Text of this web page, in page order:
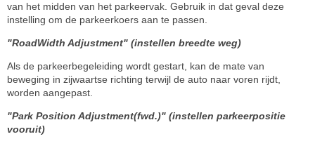
van het midden van het parkeervak. Gebruik in dat geval deze
instelling om de parkeerkoers aan te passen.
"RoadWidth Adjustment" (instellen breedte weg)
Als de parkeerbegeleiding wordt gestart, kan de mate van
beweging in zijwaartse richting terwijl de auto naar voren rijdt,
worden aangepast.
"Park Position Adjustment(fwd.)" (instellen parkeerpositie
vooruit)